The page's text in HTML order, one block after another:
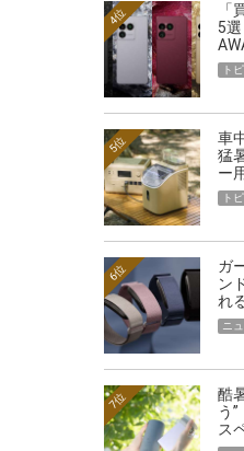
「
5
4位
ト
車
猛
ー
5位
ト
ガ
ン
れ
6位
ニ
酷
う
ス
7位